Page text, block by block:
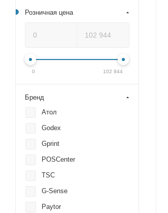
Розничная цена
0 102 944
Бренд
Атол
Godex
Gprint
POSCenter
TSC
G-Sense
Paytor